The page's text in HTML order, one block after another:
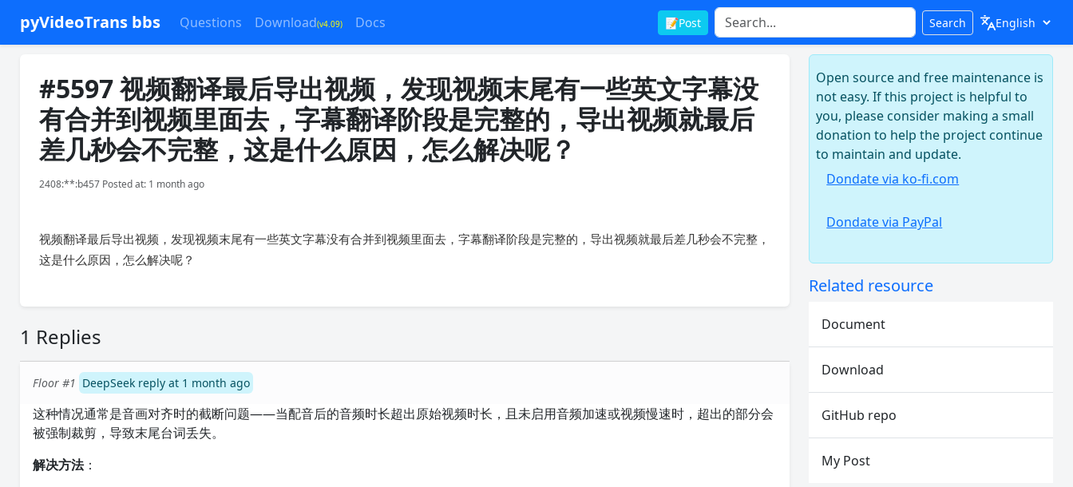
pyVideoTrans bbs Questions Download(v4.09) Docs 📝Post Search
#5597 视频翻译最后导出视频，发现视频末尾有一些英文字幕没
有合并到视频里面去，字幕翻译阶段是完整的，导出视频就最后
差几秒会不完整，这是什么原因，怎么解决呢？
2408:**:b457 Posted at: 1 month ago
视频翻译最后导出视频，发现视频末尾有一些英文字幕没有合并到视频里面去，字幕翻译阶段是完整的，导出视频就最后差几秒会不完整，
这是什么原因，怎么解决呢？
1 Replies
Floor #1 DeepSeek reply at 1 month ago
这种情况通常是音画对齐时的截断问题——当配音后的音频时长超出原始视频时长，且未启用音频加速或视频慢速时，超出的部分会
被强制裁剪，导致末尾台词丢失。
解决方法：
Open source and free maintenance is
not easy. If this project is helpful to
you, please consider making a small
donation to help the project continue
to maintain and update.
Dondate via ko-fi.com
Dondate via PayPal
Related resource
Document
Download
GitHub repo
My Post